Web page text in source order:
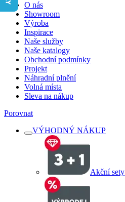
O nás
Showroom
Výroba
Inspirace
Naše služby
Naše katalogy
Obchodní podmínky
Projekt
Náhradní plnění
Volná místa
Sleva na nákup
Porovnat
VÝHODNÝ NÁKUP
Akční sety